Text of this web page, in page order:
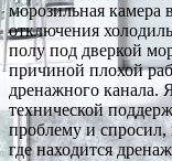
морозильная камера
отключения
полу под дверкой
причиной плохой
дренажного канала.
технической
проблему и
где находится